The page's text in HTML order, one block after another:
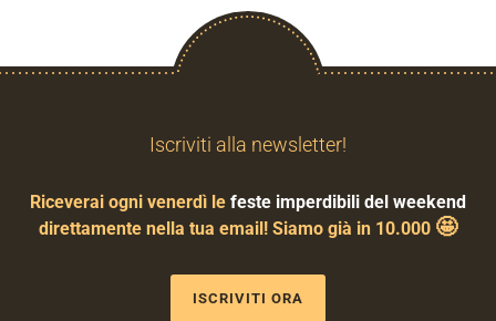
Iscriviti alla newsletter!
Riceverai ogni venerdì le feste imperdibili del weekend
direttamente nella tua email! Siamo già in 10.000 🤩
ISCRIVITI ORA